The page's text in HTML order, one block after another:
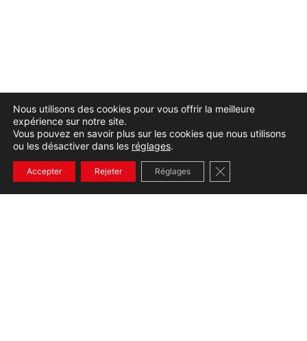
+33232654536 CONTACT
Nous utilisons des cookies pour vous offrir la meilleure
expérience sur notre site.
Vous pouvez en savoir plus sur les cookies que nous utilisons
ou les désactiver dans les réglages.
Accepter Rejeter Réglages Fermer la bannière